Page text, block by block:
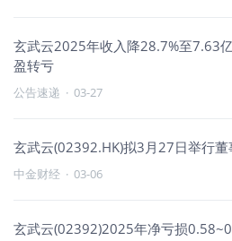
玄武云2025年收入降28.7%至7.63
盈转亏
公告速递 · 03-27
玄武云(02392.HK)拟3月27日举行
中金财经 · 03-06
玄武云(02392)2025年净亏损